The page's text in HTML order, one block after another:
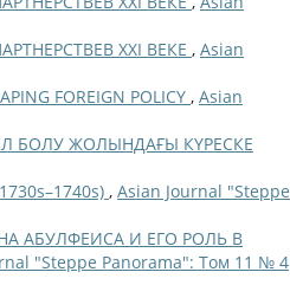
ХХІ ВЕКЕ , Asian
FOREIGN POLICY , Asian
БОЛУ ЖОЛЫНДАҒЫ КҮРЕСКЕ
, Asian Journal "Steppe
АБУЛФЕИСА И ЕГО РОЛЬ В
"Steppe Panorama": Том 11 № 4